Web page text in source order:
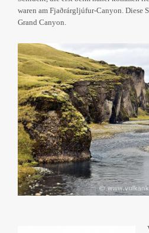
waren am Fjaðrárgljúfur-Canyon. Diese
Grand Canyon.